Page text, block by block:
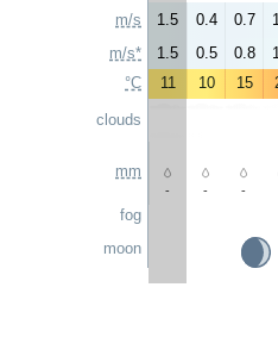
m/s
m/s*
°C
clouds
mm
fog
moon
1.5 0.4 0.7
1.5
0.5 0.8
11
10 15
- - -